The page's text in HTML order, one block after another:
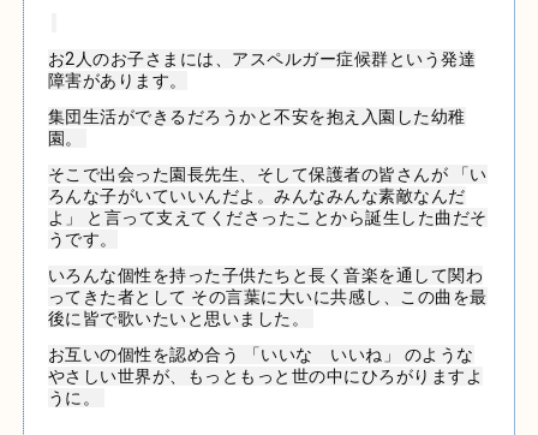
お2人のお子さまには、アスペルガー症候群という発達
障害があります。
集団生活ができるだろうかと不安を抱え入園した幼稚
園。
そこで出会った園長先生、そして保護者の皆さんが 「い
ろんな子がいていいんだよ。みんなみんな素敵なんだ
よ」 と言って支えてくださったことから誕生した曲だそ
うです。
いろんな個性を持った子供たちと長く音楽を通して関わ
ってきた者として その言葉に大いに共感し、この曲を最
後に皆で歌いたいと思いました。
お互いの個性を認め合う 「いいな　いいね」 のような
やさしい世界が、もっともっと世の中にひろがりますよ
うに。